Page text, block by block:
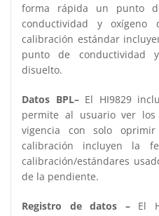
forma rápida un punto
conductividad y oxígeno
calibración estándar
punto de conductividad
disuelto.
Datos BPL–El HI9829
permite al usuario ver
vigencia con solo
calibración incluyen la
calibración/estándares
de la pendiente.
Registro de datos –El